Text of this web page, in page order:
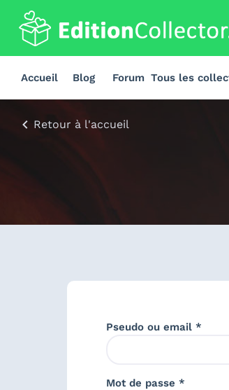
Accueil Blog Forum Tous les
Retour à l'accueil
Pseudo ou email *
Mot de passe *